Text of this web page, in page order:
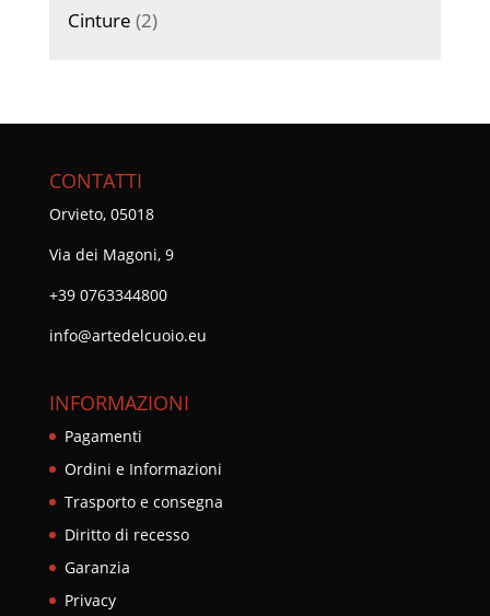
Cinture (2)
CONTATTI
Orvieto, 05018
Via dei Magoni, 9
+39 0763344800
info@artedelcuoio.eu
INFORMAZIONI
Pagamenti
Ordini e Informazioni
Trasporto e consegna
Diritto di recesso
Garanzia
Privacy